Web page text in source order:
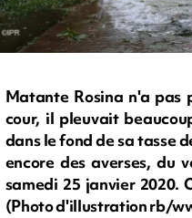
Matante Rosina n'a pas
cour, il pleuvait
dans le fond de sa tasse
encore des averses, du
samedi 25 janvier 2020.
(Photo d'illustration rb/